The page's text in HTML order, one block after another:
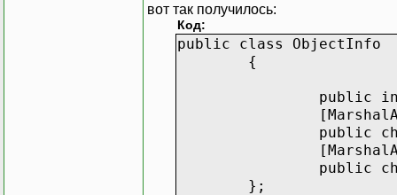
вот так получилось:
Код:
public class ObjectInfo
{
public
public
public
};